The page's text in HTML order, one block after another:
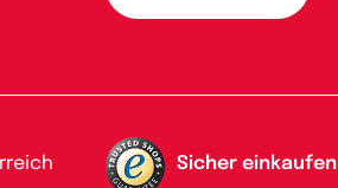
Sicher einkaufen